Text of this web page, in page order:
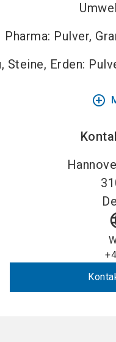
Pharma: Pulver,
Steine, Erden:
add_circle_outline